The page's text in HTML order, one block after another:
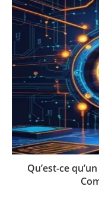
Qu’est-ce